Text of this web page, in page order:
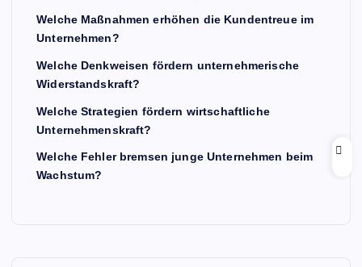
Welche Maßnahmen erhöhen die Kundentreue im
Unternehmen?
Welche Denkweisen fördern unternehmerische
Widerstandskraft?
Welche Strategien fördern wirtschaftliche
Unternehmenskraft?
Welche Fehler bremsen junge Unternehmen beim
Wachstum?